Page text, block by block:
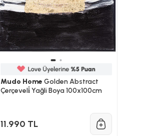
Mudo Home Golden Abstract
Çerçeveli̇ Yağli Boya 100x100cm
11.990 TL